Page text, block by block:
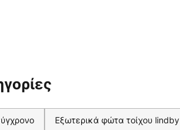
Εξωτερικά φώτα τοίχου lindby